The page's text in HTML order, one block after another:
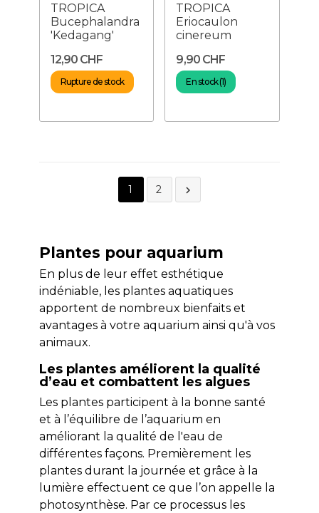
TROPICA
Bucephalandra
'Kedagang'
12,90 CHF
Rupture de stock
TROPICA
Eriocaulon
cinereum
9,90 CHF
En stock (1)
1 2 
Plantes pour aquarium
En plus de leur effet esthétique
indéniable, les plantes aquatiques
apportent de nombreux bienfaits et
avantages à votre aquarium ainsi qu'à vos
animaux.
Les plantes améliorent la qualité
d’eau et combattent les algues
Les plantes participent à la bonne santé
et à l’équilibre de l’aquarium en
améliorant la qualité de l'eau de
différentes façons. Premièrement les
plantes durant la journée et grâce à la
lumière effectuent ce que l’on appelle la
photosynthèse. Par ce processus les